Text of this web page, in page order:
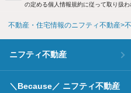
の定める個人情報規約に従って取り扱わ
不動産・住宅情報のニフティ不動産
ニフティ不動産
＼Because／ ニフティ不動産